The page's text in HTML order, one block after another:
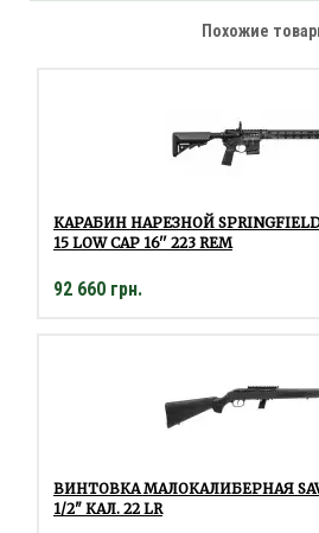
Похожие
КАРАБИН НАРЕЗНОЙ SPRINGFIELD
15 LOW CAP 16'' 223 REM
92 660 грн.
ВИНТОВКА МАЛОКАЛИБЕРНАЯ
1/2" КАЛ. 22 LR